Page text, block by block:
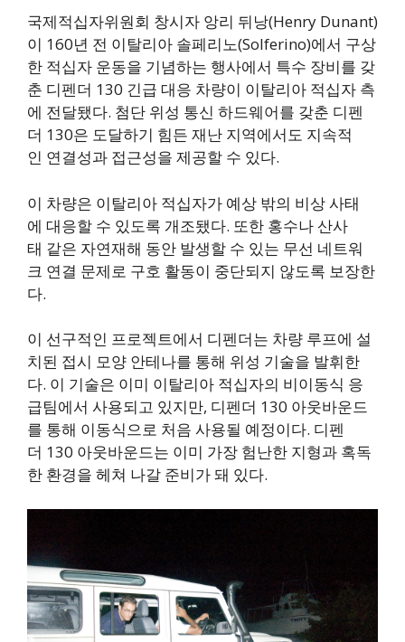
국제적십자위원회 창시자 앙리 뒤낭(Henry Dunant)
이 160년 전 이탈리아 솔페리노(Solferino)에서 구상
한 적십자 운동을 기념하는 행사에서 특수 장비를 갖
춘 디펜더 130 긴급 대응 차량이 이탈리아 적십자 측
에 전달됐다. 첨단 위성 통신 하드웨어를 갖춘 디펜
더 130은 도달하기 힘든 재난 지역에서도 지속적
인 연결성과 접근성을 제공할 수 있다.
이 차량은 이탈리아 적십자가 예상 밖의 비상 사태
에 대응할 수 있도록 개조됐다. 또한 홍수나 산사
태 같은 자연재해 동안 발생할 수 있는 무선 네트워
크 연결 문제로 구호 활동이 중단되지 않도록 보장한
다.
이 선구적인 프로젝트에서 디펜더는 차량 루프에 설
치된 접시 모양 안테나를 통해 위성 기술을 발휘한
다. 이 기술은 이미 이탈리아 적십자의 비이동식 응
급팀에서 사용되고 있지만, 디펜더 130 아웃바운드
를 통해 이동식으로 처음 사용될 예정이다. 디펜
더 130 아웃바운드는 이미 가장 험난한 지형과 혹독
한 환경을 헤쳐 나갈 준비가 돼 있다.